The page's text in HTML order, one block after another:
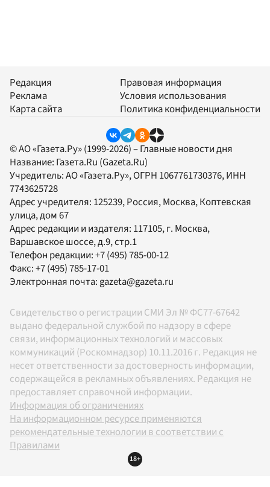
Редакция
Реклама
Карта сайта
Правовая информация
Условия использования
Политика конфиденциальности
© АО «Газета.Ру» (1999-2026) – Главные новости дня
Название: Газета.Ru (Gazeta.Ru)
Учредитель:АО «Газета.Ру», ОГРН 1067761730376, ИНН
7743625728
Адрес учредителя: 125239, Россия, Москва, Коптевская
улица, дом 67
Адрес редакции и издателя: 117105, г. Москва,
Варшавское шоссе, д.9, стр.1
Телефон редакции:+7 (495) 785-00-12
Факс:+7 (495) 785-17-01
Электронная почта:gazeta@gazeta.ru
Свидетельство о регистрации СМИ Эл № ФС77-67642
выдано федеральной службой по надзору в сфере
связи, информационных технологий и массовых
коммуникаций (Роскомнадзор) 10.11.2016 г. Редакция не
несет ответственности за достоверность информации,
содержащейся в рекламных объявлениях. Редакция не
предоставляет справочной информации.
Информация об ограничениях
На информационном ресурсе применяются
рекомендательные технологии в соответствии с
Правилами
18+